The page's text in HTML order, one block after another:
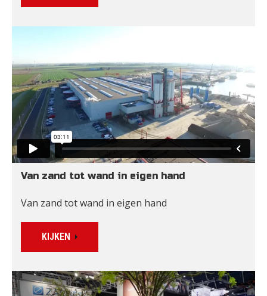
Van zand tot wand in eigen hand
Van zand tot wand in eigen hand
KIJKEN